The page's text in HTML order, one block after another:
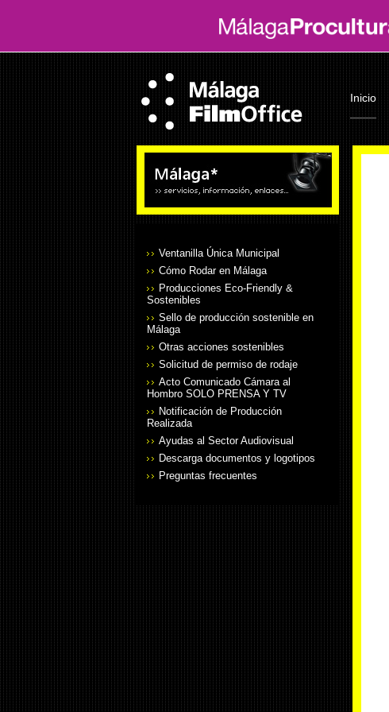
Inicio
Ventanilla Única Municipal
Cómo Rodar en Málaga
Producciones Eco-Friendly &
Sostenibles
Sello de producción sostenible en
Málaga
Otras acciones sostenibles
Solicitud de permiso de rodaje
Acto Comunicado Cámara al
Hombro SOLO PRENSA Y TV
Notificación de Producción
Realizada
Ayudas al Sector Audiovisual
Descarga documentos y logotipos
Preguntas frecuentes